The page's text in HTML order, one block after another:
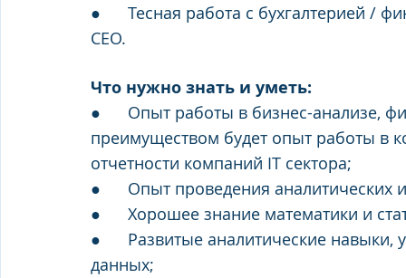
●      Тесная работа с бухгалтерией /
CEO.
Что нужно знать и уметь:
●      Опыт работы в бизнес-анализе,
преимуществом будет опыт работы в
отчетности компаний IT сектора;
●      Опыт проведения аналитических
●      Хорошее знание математики и
●      Развитые аналитические
данных;